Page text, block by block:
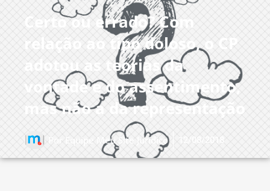
Certo ou errado? Com
relação ao tipo doloso, o CP
adotou as teorias da
vontade e do assentimento,
mas não a da representação
Por Equipe Meu Site Jurídico 12/08/2018